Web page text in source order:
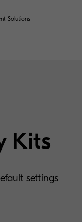
Solutions
Kits
settings